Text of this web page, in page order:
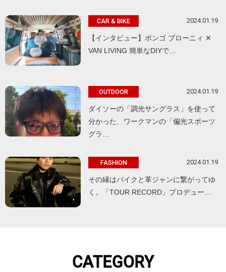
CAR & BIKE 2024.01.19
【インタビュー】ボンゴ ブローニィ ✕
VAN LIVING 簡単なDIYで…
OUTDOOR 2024.01.19
ダイソーの「調光サングラス」を使って
分かった、ワークマンの「偏光スポーツ
グラ…
FASHION 2024.01.19
その縁はバイクと革ジャンに繋がってゆ
く。「TOUR RECORD」プロデュー…
CATEGORY